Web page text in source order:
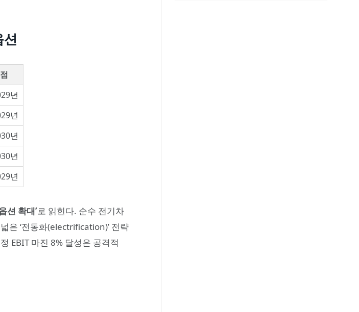
년
년
년
년
년
션 확대’로 읽힌다. 순수 전기차
은 ‘전동화(electrification)’ 전략
EBIT 마진 8% 달성은 공격적